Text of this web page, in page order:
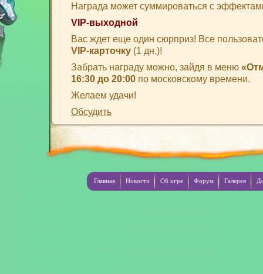
Награда может суммироваться с
VIP-выходной
Вас ждет еще один сюрприз! Все
VIP-карточку (1 дн.)!
Забрать награду можно, зайдя в меню
16:30 до 20:00 по московскому времени.
Желаем удачи!
Обсудить
Главная Новости Об игре Форум Галерея